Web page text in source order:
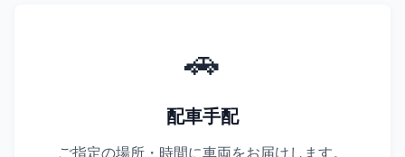
🚗
配車手配
ご指定の場所・時間に車両をお届けします。